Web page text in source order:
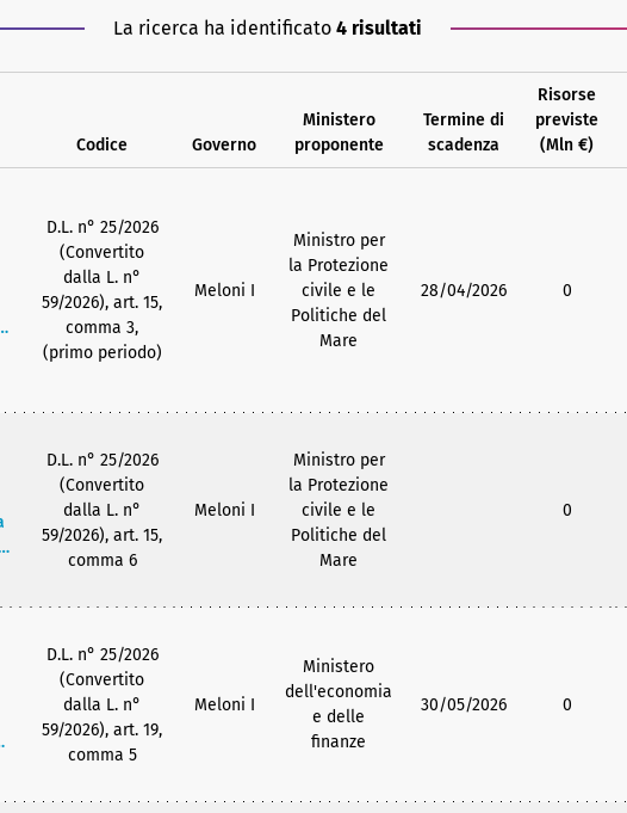
La ricerca ha identificato 4 risultati
Codice Governo
Ministero
proponente
Termine di
scadenza
Risorse
previste
(Mln €)
D.L. n° 25/2026
(Convertito
dalla L. n°
59/2026), art. 15,
comma 3,
(primo periodo)
Meloni I
Ministro per
la Protezione
civile e le
Politiche del
Mare
28/04/2026 0
D.L. n° 25/2026
(Convertito
dalla L. n°
59/2026), art. 15,
comma 6
Meloni I
Ministro per
la Protezione
civile e le
Politiche del
Mare
0
D.L. n° 25/2026
(Convertito
dalla L. n°
59/2026), art. 19,
comma 5
Meloni I
Ministero
dell'economia
e delle
finanze
30/05/2026 0